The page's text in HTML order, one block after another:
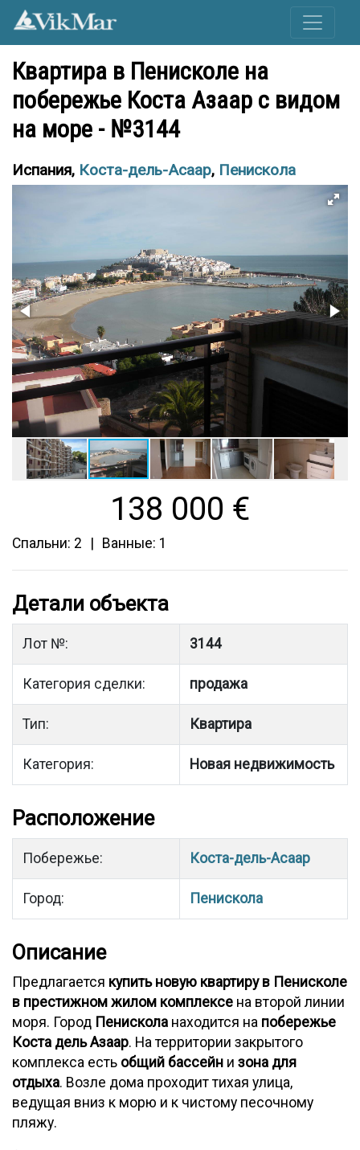
Квартира в Пенисколе на
побережье Коста Азаар с видом
на море - №3144
Испания, Коста-дель-Асаар, Пенискола
138 000 €
Спальни: 2 Ванные: 1
Детали объекта
Лот №: 3144
Категория сделки: продажа
Тип: Квартира
Категория: Новая недвижимость
Расположение
Побережье: Коста-дель-Асаар
Город: Пенискола
Описание
Предлагается купить новую квартиру в Пенисколе
в престижном жилом комплексе на второй линии
моря. Город Пенискола находится на побережье
Коста дель Азаар. На территории закрытого
комплекса есть общий бассейн и зона для
отдыха. Возле дома проходит тихая улица,
ведущая вниз к морю и к чистому песочному
пляжу.